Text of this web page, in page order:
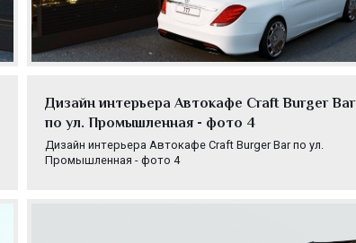
Дизайн интерьера Автокафе Craft Burger Bar
по ул. Промышленная - фото 4
Дизайн интерьера Автокафе Craft Burger Bar по ул.
Промышленная - фото 4